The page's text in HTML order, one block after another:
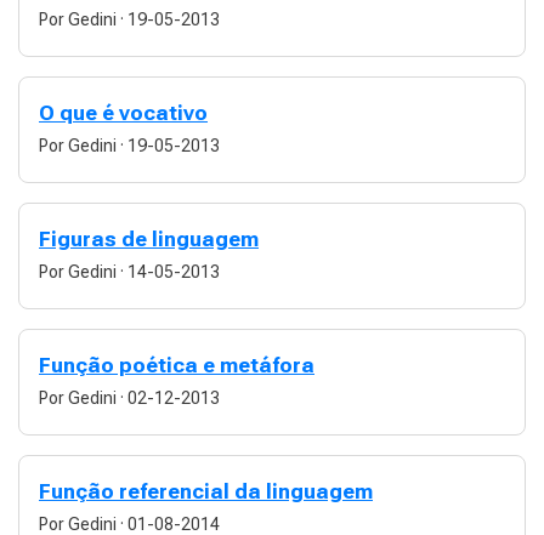
Por Gedini · 19-05-2013
O que é vocativo
Por Gedini · 19-05-2013
Figuras de linguagem
Por Gedini · 14-05-2013
Função poética e metáfora
Por Gedini · 02-12-2013
Função referencial da linguagem
Por Gedini · 01-08-2014